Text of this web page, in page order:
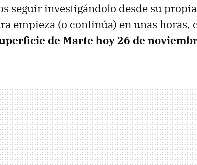
seguir investigándolo desde su
empieza (o continúa) en unas horas,
de Marte hoy 26 de